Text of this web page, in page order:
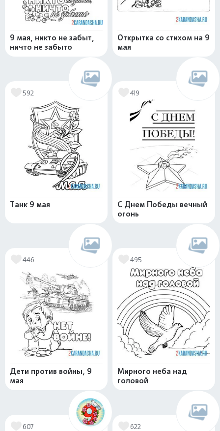
9 мая, никто не забыт,
ничто не забыто
Открытка со стихом на 9
мая
592
Танк 9 мая
419
С Днем Победы вечный
огонь
446
Дети против войны, 9
мая
495
Мирного неба над
головой
607 622